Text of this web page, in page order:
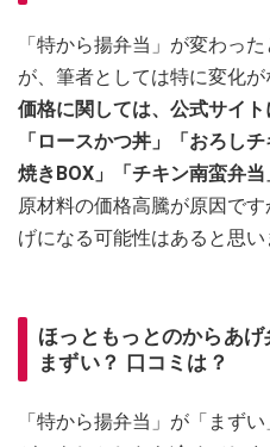
「特から揚弁当」が変わっ
が、筆者としては特に変化が
価格に関しては、公式サイ
「ロースかつ丼」「おろし
焼きBOX」「チキン南蛮弁当
原材料の価格高騰が原因で
げになる可能性はあると思い
ほっともっとのからあ
まずい？ 口コミは？
「特から揚弁当」が「まず